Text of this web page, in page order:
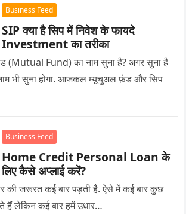
Business Feed
SIP क्या है सिप में निवेश के फायदे
Investment का तरीका
(Mutual Fund) का नाम सुना है? अगर सुना है
भी सुना होगा. आजकल म्यूचुअल फ़ंड और सिप
Business Feed
Home Credit Personal Loan के
लिए कैसे अप्लाई करें?
की जरूरत कई बार पड़ती है. ऐसे में कई बार कुछ
हैं लेकिन कई बार हमें उधार…